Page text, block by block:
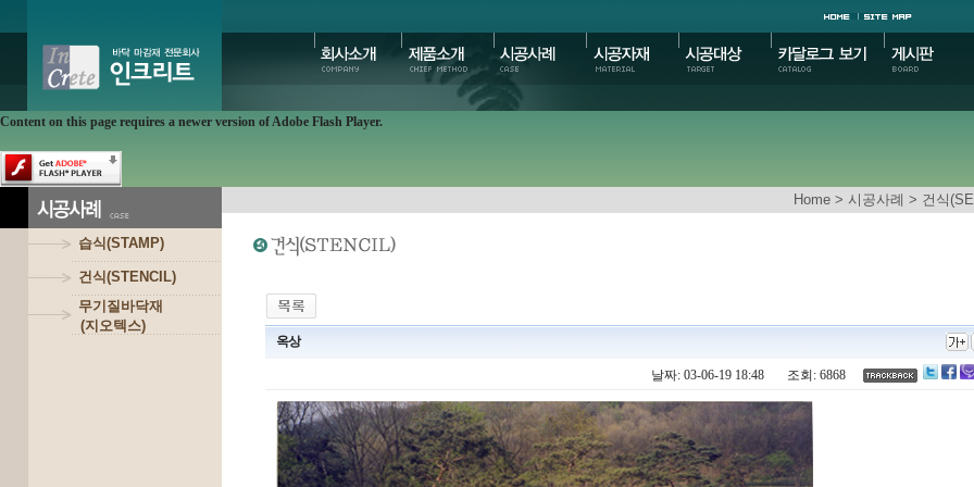
Content on this page requires a newer version of Adobe Flash Player.
습식(STAMP)
건식(STENCIL)
무기질바닥재
(지오텍스)
Home > 시공사례 > 건식
옥상
날짜: 03-06-19 18:48 조회: 6868